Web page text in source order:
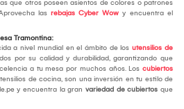
que otros poseen asientos de colores o patrones
las rebajas Cyber Wow y encuentra el
Tramontina:
a nivel mundial en el ámbito de los utensilios de
por su calidad y durabilidad, garantizando que
a tu mesa por muchos años. Los cubiertos
de cocina, son una inversión en tu estilo de
y encuentra la gran variedad de cubiertos que